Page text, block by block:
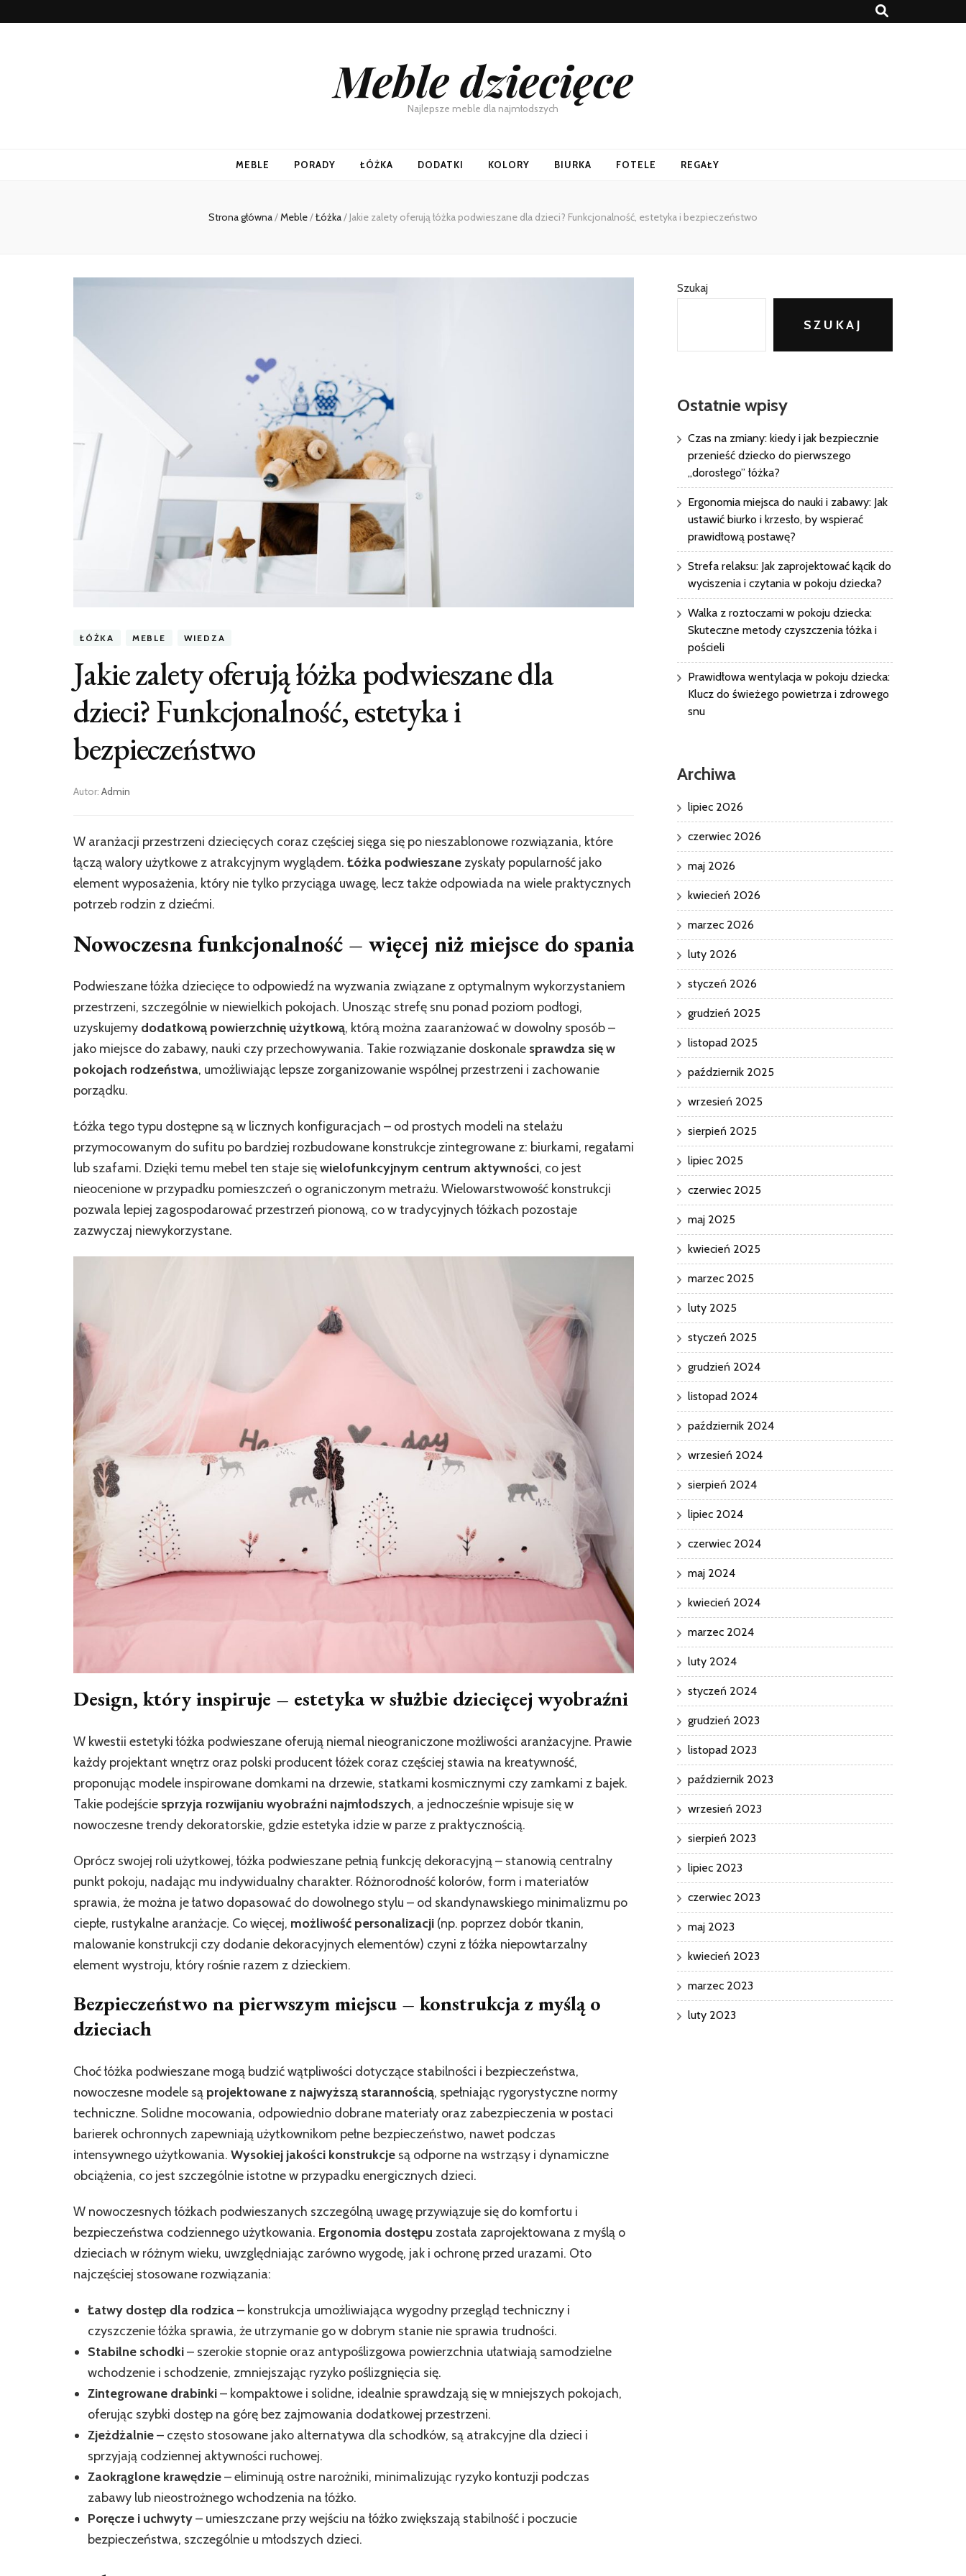
Meble dziecięce
Najlepsze meble dla najmłodszych
MEBLE PORADY ŁÓŻKA DODATKI KOLORY BIURKA FOTELE REGAŁY
Strona główna/Meble/Łóżka/Jakie zalety oferują łóżka podwieszane dla dzieci? Funkcjonalność, estetyka i bezpieczeństwo
ŁÓŻKA MEBLE WIEDZA
Jakie zalety oferują łóżka podwieszane dla
dzieci? Funkcjonalność, estetyka i
bezpieczeństwo
Autor: Admin
W aranżacji przestrzeni dziecięcych coraz częściej sięga się po nieszablonowe rozwiązania, które
łączą walory użytkowe z atrakcyjnym wyglądem. Łóżka podwieszane zyskały popularność jako
element wyposażenia, który nie tylko przyciąga uwagę, lecz także odpowiada na wiele praktycznych
potrzeb rodzin z dziećmi.
Nowoczesna funkcjonalność – więcej niż miejsce do spania
Podwieszane łóżka dziecięce to odpowiedź na wyzwania związane z optymalnym wykorzystaniem
przestrzeni, szczególnie w niewielkich pokojach. Unosząc strefę snu ponad poziom podłogi,
uzyskujemy dodatkową powierzchnię użytkową, którą można zaaranżować w dowolny sposób –
jako miejsce do zabawy, nauki czy przechowywania. Takie rozwiązanie doskonale sprawdza się w
pokojach rodzeństwa, umożliwiając lepsze zorganizowanie wspólnej przestrzeni i zachowanie
porządku.
Łóżka tego typu dostępne są w licznych konfiguracjach – od prostych modeli na stelażu
przymocowanym do sufitu po bardziej rozbudowane konstrukcje zintegrowane z: biurkami, regałami
lub szafami. Dzięki temu mebel ten staje sięwielofunkcyjnym centrum aktywności, co jest
nieocenione w przypadku pomieszczeń o ograniczonym metrażu. Wielowarstwowość konstrukcji
pozwala lepiej zagospodarować przestrzeń pionową, co w tradycyjnych łóżkach pozostaje
zazwyczaj niewykorzystane.
Design, który inspiruje – estetyka w służbie dziecięcej wyobraźni
W kwestii estetyki łóżka podwieszane oferują niemal nieograniczone możliwości aranżacyjne. Prawie
każdy projektant wnętrz oraz polski producent łóżek coraz częściej stawia na kreatywność,
proponując modele inspirowane domkami na drzewie, statkami kosmicznymi czy zamkami z bajek.
Takie podejście sprzyja rozwijaniu wyobraźni najmłodszych, a jednocześnie wpisuje się w
nowoczesne trendy dekoratorskie, gdzie estetyka idzie w parze z praktycznością.
Oprócz swojej roli użytkowej, łóżka podwieszane pełnią funkcję dekoracyjną – stanowią centralny
punkt pokoju, nadając mu indywidualny charakter. Różnorodność kolorów, form i materiałów
sprawia, że można je łatwo dopasować do dowolnego stylu – od skandynawskiego minimalizmu po
ciepłe, rustykalne aranżacje. Co więcej, możliwość personalizacji (np. poprzez dobór tkanin,
malowanie konstrukcji czy dodanie dekoracyjnych elementów) czyni z łóżka niepowtarzalny
element wystroju, który rośnie razem z dzieckiem.
Bezpieczeństwo na pierwszym miejscu – konstrukcja z myślą o
dzieciach
Choć łóżka podwieszane mogą budzić wątpliwości dotyczące stabilności i bezpieczeństwa,
nowoczesne modele są projektowane z najwyższą starannością, spełniając rygorystyczne normy
techniczne. Solidne mocowania, odpowiednio dobrane materiały oraz zabezpieczenia w postaci
barierek ochronnych zapewniają użytkownikom pełne bezpieczeństwo, nawet podczas
intensywnego użytkowania. Wysokiej jakości konstrukcje są odporne na wstrząsy i dynamiczne
obciążenia, co jest szczególnie istotne w przypadku energicznych dzieci.
W nowoczesnych łóżkach podwieszanych szczególną uwagę przywiązuje się do komfortu i
bezpieczeństwa codziennego użytkowania. Ergonomia dostępu została zaprojektowana z myślą o
dzieciach w różnym wieku, uwzględniając zarówno wygodę, jak i ochronę przed urazami. Oto
najczęściej stosowane rozwiązania:
Łatwy dostęp dla rodzica– konstrukcja umożliwiająca wygodny przegląd techniczny i
czyszczenie łóżka sprawia, że utrzymanie go w dobrym stanie nie sprawia trudności.
Stabilne schodki– szerokie stopnie oraz antypoślizgowa powierzchnia ułatwiają samodzielne
wchodzenie i schodzenie, zmniejszając ryzyko poślizgnięcia się.
Zintegrowane drabinki– kompaktowe i solidne, idealnie sprawdzają się w mniejszych pokojach,
oferując szybki dostęp na górę bez zajmowania dodatkowej przestrzeni.
Zjeżdżalnie– często stosowane jako alternatywa dla schodków, są atrakcyjne dla dzieci i
sprzyjają codziennej aktywności ruchowej.
Zaokrąglone krawędzie– eliminują ostre narożniki, minimalizując ryzyko kontuzji podczas
zabawy lub nieostrożnego wchodzenia na łóżko.
Poręcze i uchwyty– umieszczane przy wejściu na łóżko zwiększają stabilność i poczucie
bezpieczeństwa, szczególnie u młodszych dzieci.
Szukaj
SZUKAJ
Ostatnie wpisy
Czas na zmiany: kiedy i jak bezpiecznie
przenieść dziecko do pierwszego
„dorosłego” łóżka?
Ergonomia miejsca do nauki i zabawy: Jak
ustawić biurko i krzesło, by wspierać
prawidłową postawę?
Strefa relaksu: Jak zaprojektować kącik do
wyciszenia i czytania w pokoju dziecka?
Walka z roztoczami w pokoju dziecka:
Skuteczne metody czyszczenia łóżka i
pościeli
Prawidłowa wentylacja w pokoju dziecka:
Klucz do świeżego powietrza i zdrowego
snu
Archiwa
lipiec 2026
czerwiec 2026
maj 2026
kwiecień 2026
marzec 2026
luty 2026
styczeń 2026
grudzień 2025
listopad 2025
październik 2025
wrzesień 2025
sierpień 2025
lipiec 2025
czerwiec 2025
maj 2025
kwiecień 2025
marzec 2025
luty 2025
styczeń 2025
grudzień 2024
listopad 2024
październik 2024
wrzesień 2024
sierpień 2024
lipiec 2024
czerwiec 2024
maj 2024
kwiecień 2024
marzec 2024
luty 2024
styczeń 2024
grudzień 2023
listopad 2023
październik 2023
wrzesień 2023
sierpień 2023
lipiec 2023
czerwiec 2023
maj 2023
kwiecień 2023
marzec 2023
luty 2023